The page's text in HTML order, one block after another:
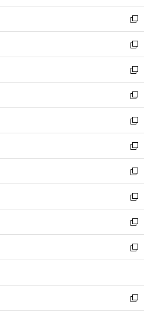
開
く
ウ
で
開
く
ン
ド
ウ
で
開
く
ウ
ィ
ン
ド
ウ
で
開
く
新
し
い
ウ
ィ
ン
ド
ウ
で
開
く
新
し
い
ウ
ィ
ン
ド
ウ
で
開
く
新
し
い
ウ
ィ
ン
ド
ウ
で
開
く
新
し
い
ウ
ィ
ン
ド
ウ
で
開
く
新
し
い
ウ
ィ
ン
ド
ウ
で
開
く
新
し
い
ウ
ィ
ン
ド
ウ
で
開
新
し
い
ウ
ィ
ン
ド
ウ
開
く
新
し
い
ウ
ィ
ン
ウ
で
開
新
し
い
ウ
ン
ド
ウ
新
し
ウ
ィ
ン
新
し